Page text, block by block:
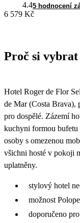
4.45 hodnocení
6 579 Kč
Proč si
Hotel Roger de Flor
de Mar (Costa Brava),
pro dospělé. Zázemí
kuchyni formou bufetu
osoby s omezenou
všichni hosté v pokoji
uplatněny.
stylový hotel
možnost
doporučeno